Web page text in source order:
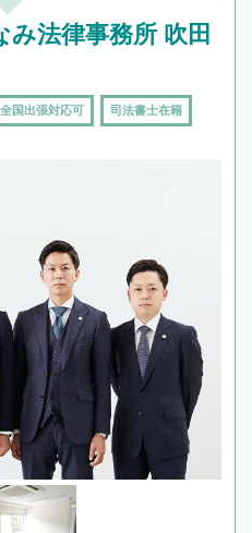
法律事務所 吹田
全国出張対応可 司法書士在籍